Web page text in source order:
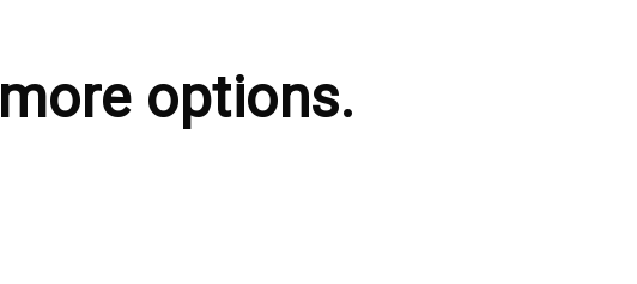
more options.